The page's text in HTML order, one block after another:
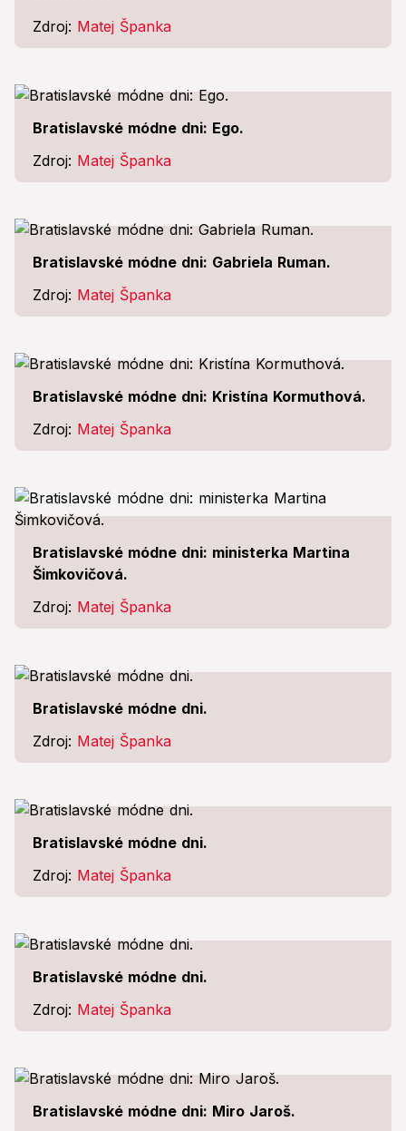
Zdroj: Matej Španka
Bratislavské módne dni: Ego.
Zdroj: Matej Španka
Bratislavské módne dni: Gabriela Ruman.
Zdroj: Matej Španka
Bratislavské módne dni: Kristína Kormuthová.
Zdroj: Matej Španka
Bratislavské módne dni: ministerka Martina
Šimkovičová.
Zdroj: Matej Španka
Bratislavské módne dni.
Zdroj: Matej Španka
Bratislavské módne dni.
Zdroj: Matej Španka
Bratislavské módne dni.
Zdroj: Matej Španka
Bratislavské módne dni: Miro Jaroš.